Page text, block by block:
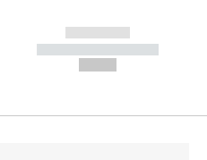
------------
----------- -----------